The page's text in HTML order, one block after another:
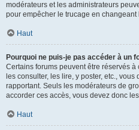
modérateurs et les administrateurs
pour empêcher le trucage en
Haut
Pourquoi ne puis-je pas accéder à un
Certains forums peuvent être réservés
les consulter, les lire, y poster, etc.,
rapportant. Seuls les modérateurs de
accorder ces accès, vous devez donc
Haut